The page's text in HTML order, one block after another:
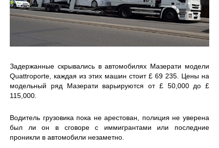
Задержанные скрывались в автомобилях Мазерати модели
Quattroporte, каждая из этих машин стоит £ 69 235. Цены на
модельный ряд Мазерати варьируются от £ 50,000 до £
115,000.
Водитель грузовика пока не арестован, полиция не уверена
был ли он в сговоре с иммигрантами или последние
проникли в автомобили незаметно.